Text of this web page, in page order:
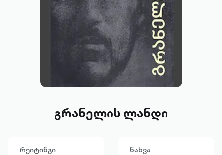
გრანელის ლანდი
რეიტინგი ნახვა